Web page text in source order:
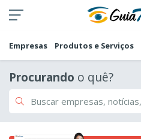
Empresas Produtos e Serviços
Procurando o quê?